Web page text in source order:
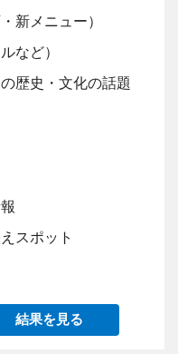
新メニュー）
など）
歴史・文化の話題
スポット
結果を見る